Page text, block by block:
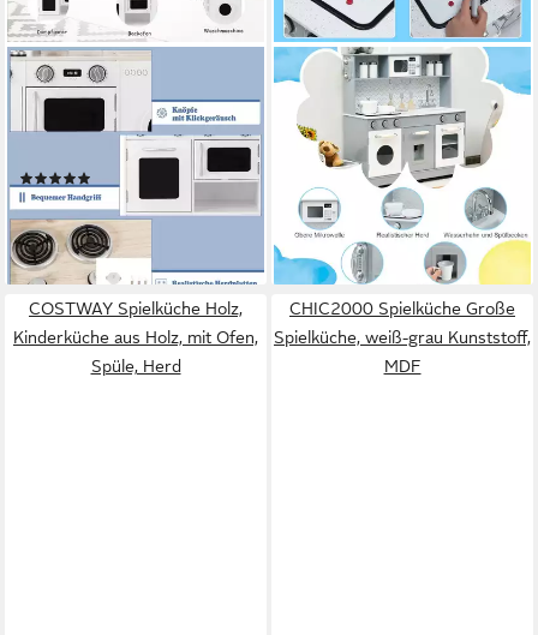
COSTWAY
Spielküche Kinderküche, aus
Holz, mit Zubehör &
Waschmaschine
95,99 € UVP 137,99 €
-30%
lieferbar - in 3-4 Werktagen bei dir
COSTWAY
Spielküche Kinderküche, aus
Holz, mit Licht & Zubehör
103,99 €
UVP 148,99 €
-30%
lieferbar - in 3-4 Werktagen bei dir
COSTWAY Spielküche Holz,
Kinderküche aus Holz, mit Ofen,
Spüle, Herd
CHIC2000 Spielküche Große
Spielküche, weiß-grau Kunststoff,
MDF